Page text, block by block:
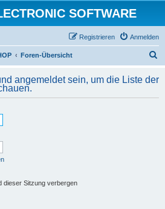
SOFTWARE
Anmelden
Registrieren
Foren-Übersicht
h
angemeldet sein, um die Liste der
dieser Sitzung verbergen